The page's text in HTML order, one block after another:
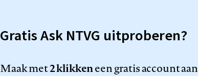
Gratis Ask NTVG uitproberen?
Maak met2 klikkeneen gratis account aan